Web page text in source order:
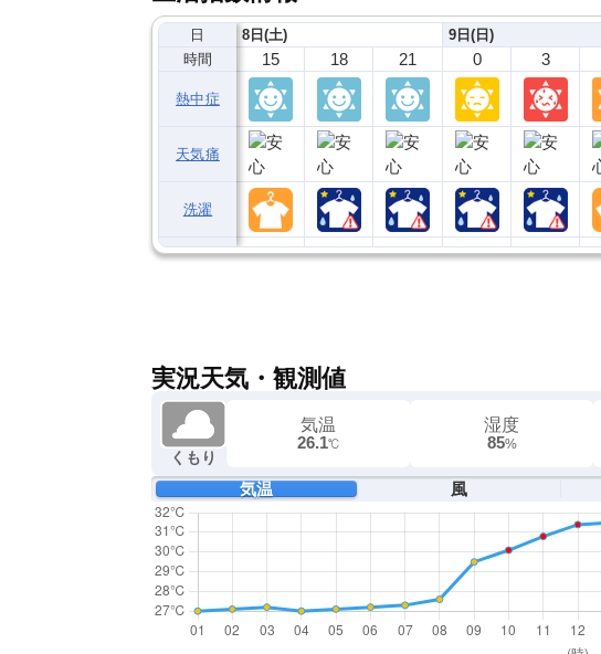
日
時間
熱中症
天気痛
洗濯
8日(土)
15 18 21
9日(日)
0 3
実況天気・観測値
くもり
気温
26.1℃
湿度
85%
気温 風